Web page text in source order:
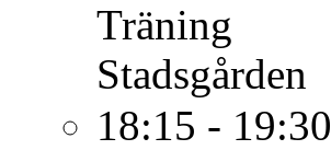
Träning
Stadsgården
18:15 - 19:30